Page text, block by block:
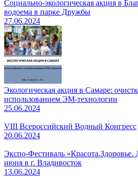
Социально-экологическая акция в
водоема в парке Дружбы
27.06.2024
Экологическая акция в Самаре:
использованием ЭМ-технологии
25.06.2024
VIII Всероссийский Водный Конгресс
20.06.2024
Экспо-Фестиваль «Красота.Здоровье.
июня в г. Владивосток
13.06.2024